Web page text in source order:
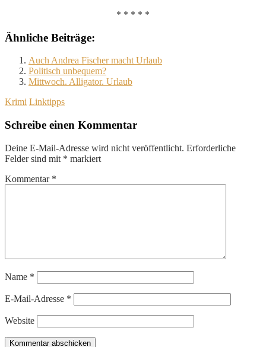
* * * * *
Ähnliche Beiträge:
Auch Andrea Fischer macht Urlaub
Politisch unbequem?
Mittwoch. Alligator. Urlaub
Krimi Linktipps
Schreibe einen Kommentar
Deine E-Mail-Adresse wird nicht veröffentlicht. Erforderliche
Felder sind mit * markiert
Kommentar *
Name *
E-Mail-Adresse *
Website